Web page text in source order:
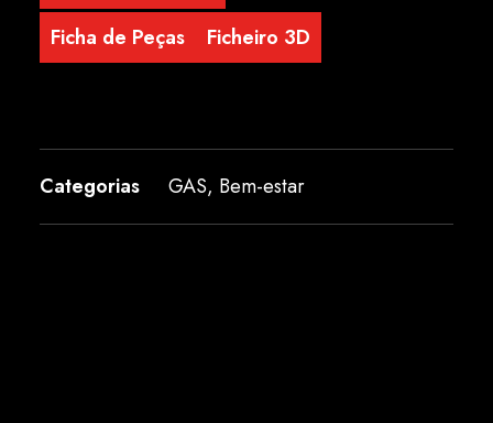
Ficha de Peças
Ficheiro 3D
Categorias GAS, Bem-estar